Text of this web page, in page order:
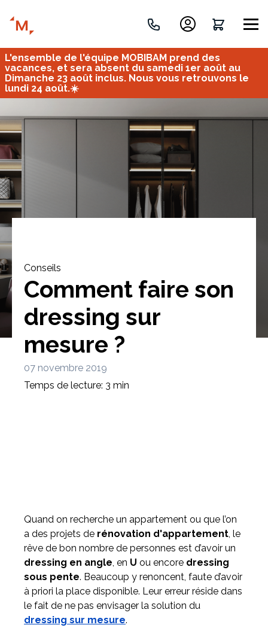
Inspirez-vous du catalogue
Personnalisez nos modèles pour créer le meuble qui vous
ressemble.
Bibliothèque Meuble tv
OU
Créez votre projet de A à Z
Imaginez et concevez un meuble 100% unique.
L'ensemble de l'équipe MOBIBAM prend des
vacances, et sera absent du samedi 1er août au
Dimanche 23 août inclus. Nous vous retrouvons le
lundi 24 août.☀️
Conseils
Comment faire son
dressing sur
mesure ?
07 novembre 2019
Temps de lecture: 3 min
Quand on recherche un appartement ou que l’on
a des projets de rénovation d'appartement, le
rêve de bon nombre de personnes est d’avoir un
dressing en angle, en U ou encore dressing
sous pente. Beaucoup y renoncent, faute d’avoir
à priori la place disponible. Leur erreur réside dans
le fait de ne pas envisager la solution du
dressing sur mesure.